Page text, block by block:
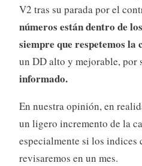
V2 tras su parada por el
números están dentro de
siempre que respetemos
un DD alto y mejorable, por
informado.
En nuestra opinión, en
un ligero incremento de la
especialmente si los
revisaremos en un mes.